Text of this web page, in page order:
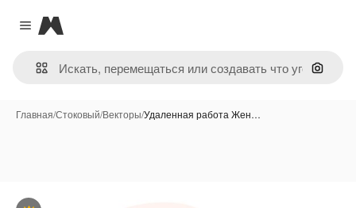
Close menu
Magnific
Поиск
Главная/Стоковый/Векторы/Удаленная работа Жен…